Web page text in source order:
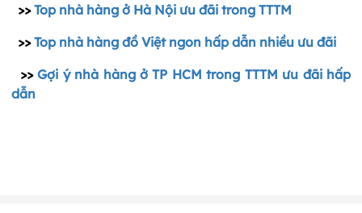
>>Top nhà hàng ở Hà Nội ưu đãi trong TTTM
>>Top nhà hàng đồ Việt ngon hấp dẫn nhiều ưu đãi
>>Gợi ý nhà hàng ở TP HCM trong TTTM ưu đãi hấp
dẫn